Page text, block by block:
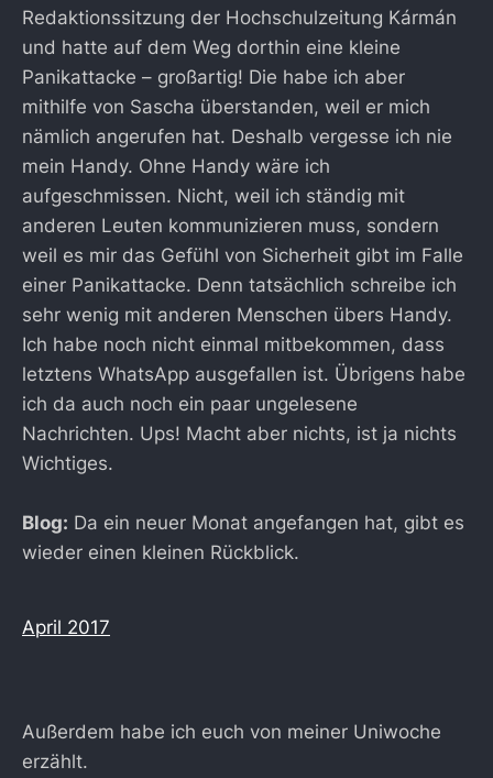
Redaktionssitzung der Hochschulzeitung Kármán
und hatte auf dem Weg dorthin eine kleine
Panikattacke – großartig! Die habe ich aber
mithilfe von Sascha überstanden, weil er mich
nämlich angerufen hat. Deshalb vergesse ich nie
mein Handy. Ohne Handy wäre ich
aufgeschmissen. Nicht, weil ich ständig mit
anderen Leuten kommunizieren muss, sondern
weil es mir das Gefühl von Sicherheit gibt im Falle
einer Panikattacke. Denn tatsächlich schreibe ich
sehr wenig mit anderen Menschen übers Handy.
Ich habe noch nicht einmal mitbekommen, dass
letztens WhatsApp ausgefallen ist. Übrigens habe
ich da auch noch ein paar ungelesene
Nachrichten. Ups! Macht aber nichts, ist ja nichts
Wichtiges.
Blog: Da ein neuer Monat angefangen hat, gibt es
wieder einen kleinen Rückblick.
April 2017
Außerdem habe ich euch von meiner Uniwoche
erzählt.